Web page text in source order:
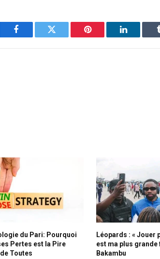
Facebook Twitter Pinterest LinkedIn
du Pari: Pourquoi
Pertes est la Pire
Toutes
Léopards : « Jouer
est ma plus grande
Bakambu